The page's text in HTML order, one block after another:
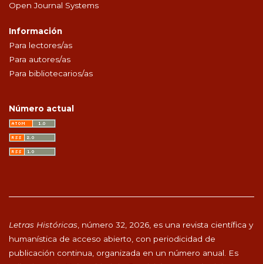
Open Journal Systems
Información
Para lectores/as
Para autores/as
Para bibliotecarios/as
Número actual
Letras Históricas, número 32, 2026, es una revista científica y
humanística de acceso abierto, con periodicidad de
publicación continua, organizada en un número anual. Es